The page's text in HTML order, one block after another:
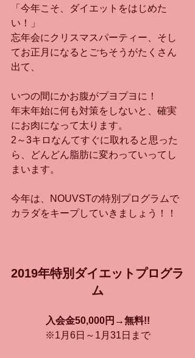
「今年こそ、ダイエットをはじめた
い！」
忘年会にクリスマスパーティー、そし
てお正月になるとごちそうがたくさん
出て、
いつの間にかお腹がプヨプヨに！
年末年始に何も対策をしないと、確実
にお肉になって太ります。
2～3キロなんてすぐに取れると思った
ら、どんどん脂肪に変わっていってし
まいます。
今年は、NOUVSTの特別プログラムで
カラダをキープしていきましょう！！
2019年特別ダイエットプログラ
ム
入会金50,000円→無料!!
※1月6日～1月31日まで